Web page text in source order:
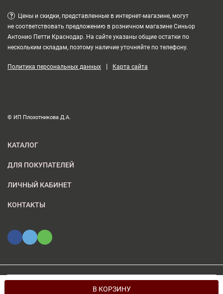
В КОРЗИНУ
?
Цены и скидки, представленные в интернет-магазине, могут
не соответствовать предложению в розничном магазине Синьор
Антонио Петти Краснодар. На сайте указаны общие остатки по
нескольким складам, поэтому наличие уточняйте по телефону.
Политика персональных данных | Карта сайта
© ИП Плохотникова Д.А.
КАТАЛОГ
ДЛЯ ПОКУПАТЕЛЕЙ
ЛИЧНЫЙ КАБИНЕТ
КОНТАКТЫ